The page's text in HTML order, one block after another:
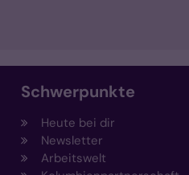
Schwerpunkte
Heute bei dir
Newsletter
Arbeitswelt